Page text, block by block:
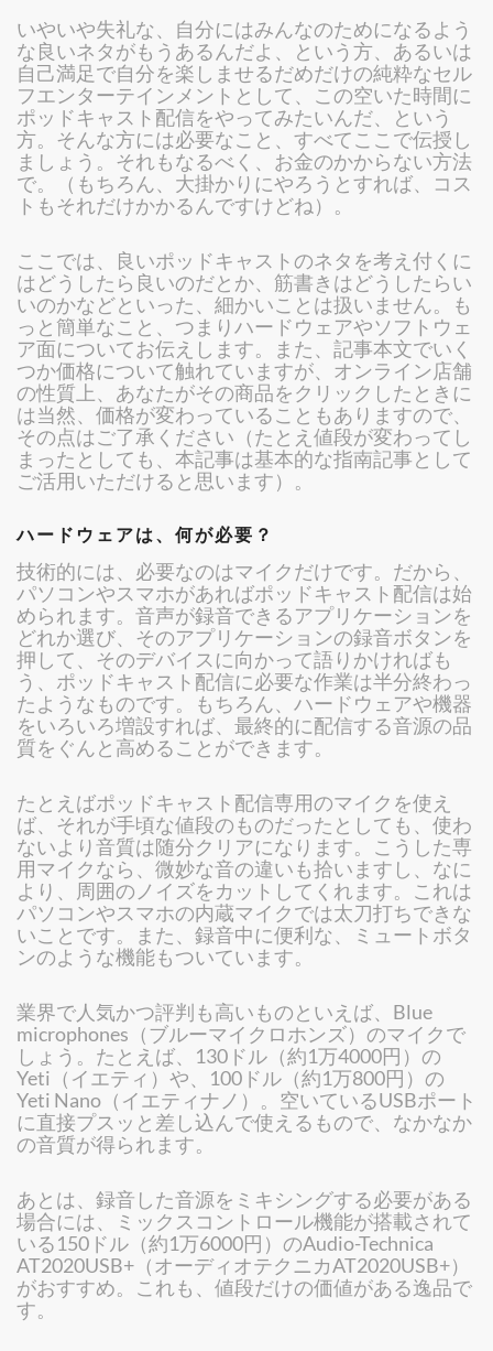
いやいや失礼な、自分にはみんなのためになるよう
な良いネタがもうあるんだよ、という方、あるいは
自己満足で自分を楽しませるだめだけの純粋なセル
フエンターテインメントとして、この空いた時間に
ポッドキャスト配信をやってみたいんだ、という
方。そんな方には必要なこと、すべてここで伝授し
ましょう。それもなるべく、お金のかからない方法
で。（もちろん、大掛かりにやろうとすれば、コス
トもそれだけかかるんですけどね）。
ここでは、良いポッドキャストのネタを考え付くに
はどうしたら良いのだとか、筋書きはどうしたらい
いのかなどといった、細かいことは扱いません。も
っと簡単なこと、つまりハードウェアやソフトウェ
ア面についてお伝えします。また、記事本文でいく
つか価格について触れていますが、オンライン店舗
の性質上、あなたがその商品をクリックしたときに
は当然、価格が変わっていることもありますので、
その点はご了承ください（たとえ値段が変わってし
まったとしても、本記事は基本的な指南記事として
ご活用いただけると思います）。
ハードウェアは、何が必要？
技術的には、必要なのはマイクだけです。だから、
パソコンやスマホがあればポッドキャスト配信は始
められます。音声が録音できるアプリケーションを
どれか選び、そのアプリケーションの録音ボタンを
押して、そのデバイスに向かって語りかければも
う、ポッドキャスト配信に必要な作業は半分終わっ
たようなものです。もちろん、ハードウェアや機器
をいろいろ増設すれば、最終的に配信する音源の品
質をぐんと高めることができます。
たとえばポッドキャスト配信専用のマイクを使え
ば、それが手頃な値段のものだったとしても、使わ
ないより音質は随分クリアになります。こうした専
用マイクなら、微妙な音の違いも拾いますし、なに
より、周囲のノイズをカットしてくれます。これは
パソコンやスマホの内蔵マイクでは太刀打ちできな
いことです。また、録音中に便利な、ミュートボタ
ンのような機能もついています。
業界で人気かつ評判も高いものといえば、Blue
microphones（ブルーマイクロホンズ）のマイクで
しょう。たとえば、130ドル（約1万4000円）の
Yeti（イエティ）や、100ドル（約1万800円）の
Yeti Nano（イエティナノ）。空いているUSBポート
に直接プスッと差し込んで使えるもので、なかなか
の音質が得られます。
あとは、録音した音源をミキシングする必要がある
場合には、ミックスコントロール機能が搭載されて
いる150ドル（約1万6000円）のAudio-Technica
AT2020USB+（オーディオテクニカAT2020USB+）
がおすすめ。これも、値段だけの価値がある逸品で
す。